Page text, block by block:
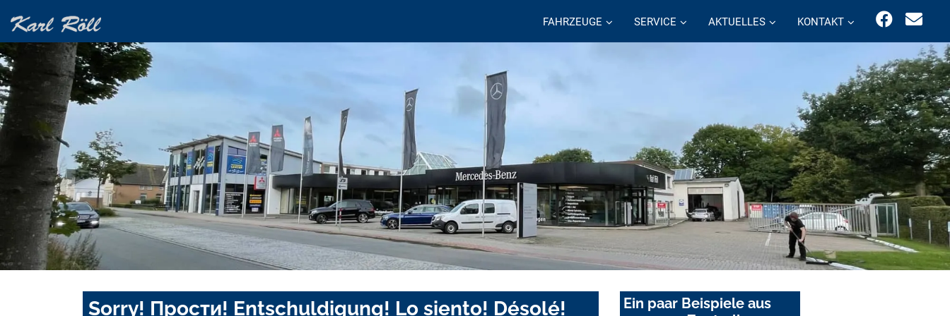
FAHRZEUGE SERVICE AKTUELLES KONTAKT
Sorry! Прости! Entschuldigung! Lo siento! Désolé!
Ein paar Beispiele aus